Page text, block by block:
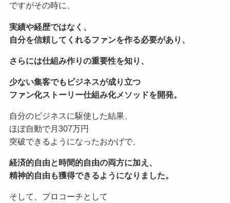
ですがその時に、
実績や経歴ではなく、
自分を信頼してくれるファンを作る必要があり、
さらには仕組み作りの重要性を知り、
少ない集客でもビジネスが成り立つ
ファン化ストーリー仕組み化メソッドを開発。
自分のビジネスに駆使した結果、
ほぼ自動で月307万円
突破できるようになったおかげで、
経済的自由と時間的自由の両方に加え、
精神的自由も獲得できるようになりました。
そして、プロコーチとして